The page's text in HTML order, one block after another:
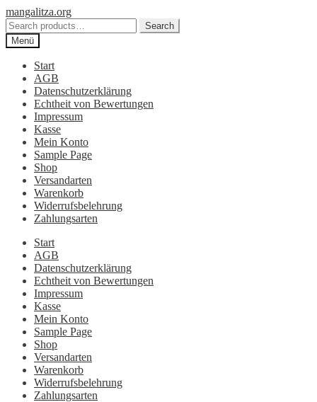
Zur
Navigation
springen
Zum
Inhalt
springen
mangalitza.org
Search
for:
Search
Menü
Start
AGB
Datenschutzerklärung
Echtheit von Bewertungen
Impressum
Kasse
Mein Konto
Sample Page
Shop
Versandarten
Warenkorb
Widerrufsbelehrung
Zahlungsarten
Start
AGB
Datenschutzerklärung
Echtheit von Bewertungen
Impressum
Kasse
Mein Konto
Sample Page
Shop
Versandarten
Warenkorb
Widerrufsbelehrung
Zahlungsarten